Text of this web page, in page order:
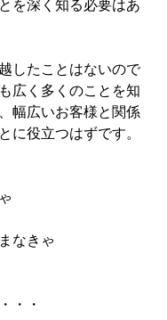
を深く知る必要はあ
したことはないので
広く多くのことを知
幅広いお客様と関係
に役立つはずです。
なきゃ
・・